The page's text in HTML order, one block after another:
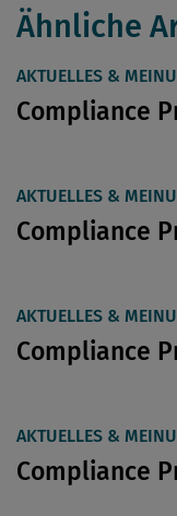
Ähnliche
AKTUELLES &
Compliance
AKTUELLES &
Compliance
AKTUELLES &
Compliance
AKTUELLES &
Compliance